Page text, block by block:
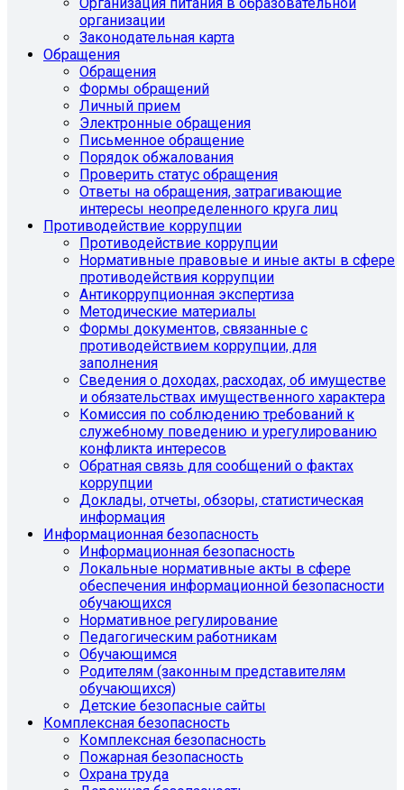
организации
Законодательная карта
Обращения
Обращения
Формы обращений
Личный прием
Электронные обращения
Письменное обращение
Порядок обжалования
Проверить статус обращения
Ответы на обращения, затрагивающие
интересы неопределенного круга лиц
Противодействие коррупции
Противодействие коррупции
Нормативные правовые и иные акты в сфере
противодействия коррупции
Антикоррупционная экспертиза
Методические материалы
Формы документов, связанные с
противодействием коррупции, для
заполнения
Сведения о доходах, расходах, об имуществе
и обязательствах имущественного характера
Комиссия по соблюдению требований к
служебному поведению и урегулированию
конфликта интересов
Обратная связь для сообщений о фактах
коррупции
Доклады, отчеты, обзоры, статистическая
информация
Информационная безопасность
Информационная безопасность
Локальные нормативные акты в сфере
обеспечения информационной безопасности
обучающихся
Нормативное регулирование
Педагогическим работникам
Обучающимся
Родителям (законным представителям
обучающихся)
Детские безопасные сайты
Комплексная безопасность
Комплексная безопасность
Пожарная безопасность
Охрана труда